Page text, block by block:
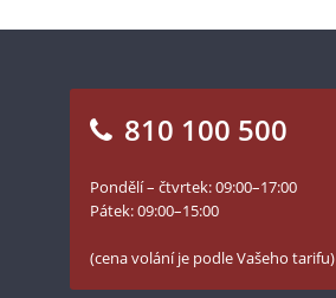
810 100 500
Pondělí – čtvrtek: 09:00–17:00
Pátek: 09:00–15:00
(cena volání je podle Vašeho tarifu)